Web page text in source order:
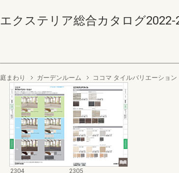
エクステリア総合カタログ2022-
庭まわり ガーデンルーム ココマ タイルバリエーション
2304 2305